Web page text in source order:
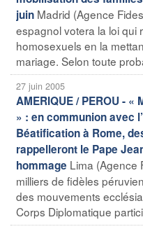
juin Madrid (Agence
espagnol votera la loi qui
homosexuels en la
mariage. Selon toute
27 juin 2005
AMERIQUE / PEROU -
» : en communion avec
Béatification à Rome,
rappelleront le Pape
hommage Lima (Agence
milliers de fidèles
des mouvements
Corps Diplomatique